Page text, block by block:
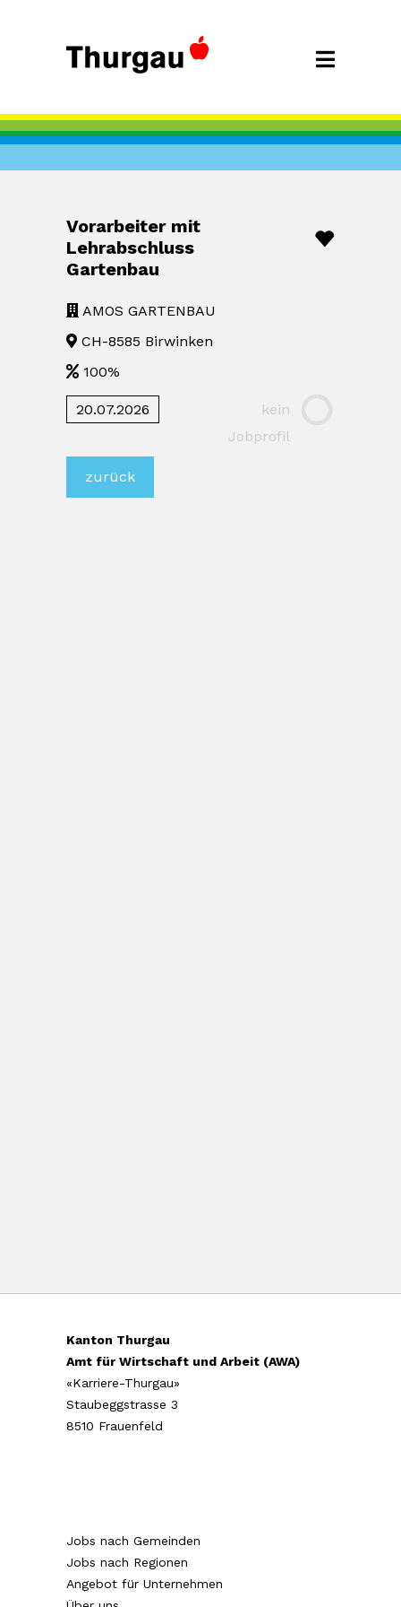
Vorarbeiter mit
Lehrabschluss
Gartenbau
AMOS GARTENBAU
CH-8585 Birwinken
100%
20.07.2026
kein
Jobprofil
zurück
Kanton Thurgau
Amt für Wirtschaft und Arbeit (AWA)
«Karriere-Thurgau»
Staubeggstrasse 3
8510 Frauenfeld
Jobs nach Gemeinden
Jobs nach Regionen
Angebot für Unternehmen